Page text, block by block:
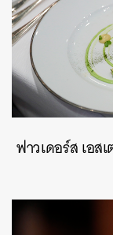
ฟาวเดอร์ส เอ